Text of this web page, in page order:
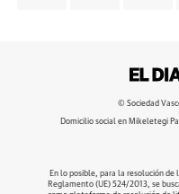
© Sociedad
Domicilio social en Mikeletegi
En lo posible, para la resolución
Reglamento (UE) 524/2013, se